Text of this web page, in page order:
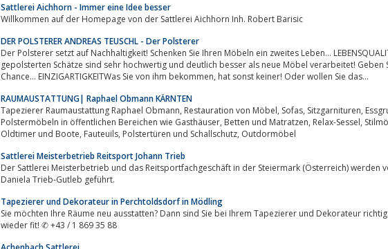
Sattlerei Aichhorn - Immer eine Idee besser
Willkommen auf der Homepage von der Sattlerei Aichhorn Inh. Robert Barisic
DER POLSTERER ANDREAS TEUSCHL - Der Polsterer
Der Polsterer setzt auf Nachhaltigkeit! Schenken Sie Ihren Möbeln ein zweites Leben…
gepolsterten Schätze sind sehr hochwertig und deutlich besser als neue Möbel verarbeitet! Geben
Chance… EINZIGARTIGKEITWas Sie von ihm bekommen, hat sonst keiner! Oder wollen Sie das...
RAUMAUSTATTUNG| Raphael Obmann KÄRNTEN
Tapezierer Raumaustattung Raphael Obmann, Restauration von Möbel, Sofas, Sitzgarnituren, Essgruppen, Sessel und Stühle,
Polstermöbeln in öffentlichen Bereichen wie Gasthäuser, Betten und Matratzen, Relax-Sessel, Stilmöbeln, Autosattlerei für
Oldtimer und Boote, Fauteuils, Polstertüren und Schallschutz, Outdormöbel
Sattlerei Meisterbetrieb Reitsport Johann Trieb
Der Sattlerei Meisterbetrieb und das Reitsportfachgeschäft in der Steiermark (Österreich) werden
Daniela Trieb-Gutleb geführt.
Tapezierer und Dekorateur in Perchtoldsdorf in Mödling
Sie möchten Ihre Räume neu ausstatten? Dann sind Sie bei Ihrem Tapezierer und Dekorateur
wieder fit! ✆ +43 / 1 869 35 88